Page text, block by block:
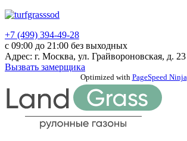
+7 (499) 394-49-28
с 09:00 до 21:00 без выходных
Адрес: г. Москва, ул. Грайвороновская, д. 23
Вызвать замерщика
вверх
Optimized with PageSpeed Ninja